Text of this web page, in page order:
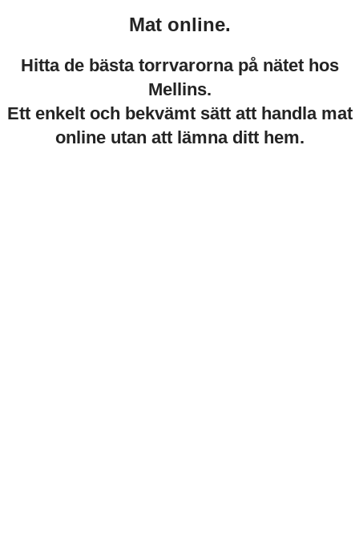
Mat online.
Hitta de bästa torrvarorna på nätet hos
Mellins.
Ett enkelt och bekvämt sätt att handla mat
online utan att lämna ditt hem.